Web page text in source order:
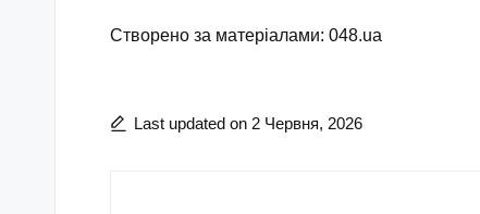
Створено за матеріалами: 048.ua
Last updated on 2 Червня, 2026